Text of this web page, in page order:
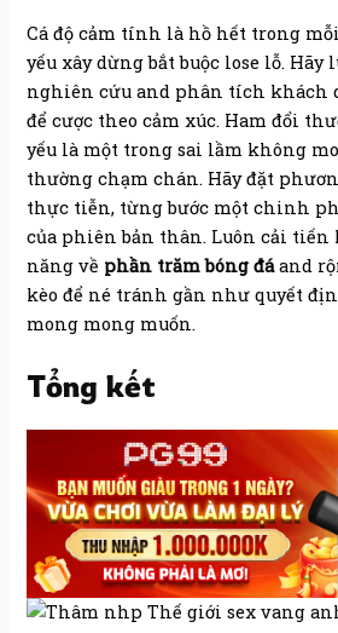
Cá độ cảm tính là hồ hết trong
yếu xây dừng bắt buộc lose lỗ. Hãy
nghiên cứu and phân tích khách
để cược theo cảm xúc. Ham đổi
yếu là một trong sai lầm không
thường chạm chán. Hãy đặt
thực tiễn, từng bước một chinh
của phiên bản thân. Luôn cải
năng về phần trăm bóng đáand
kèo để né tránh gần như quyết
mong mong muốn.
Tổng kết